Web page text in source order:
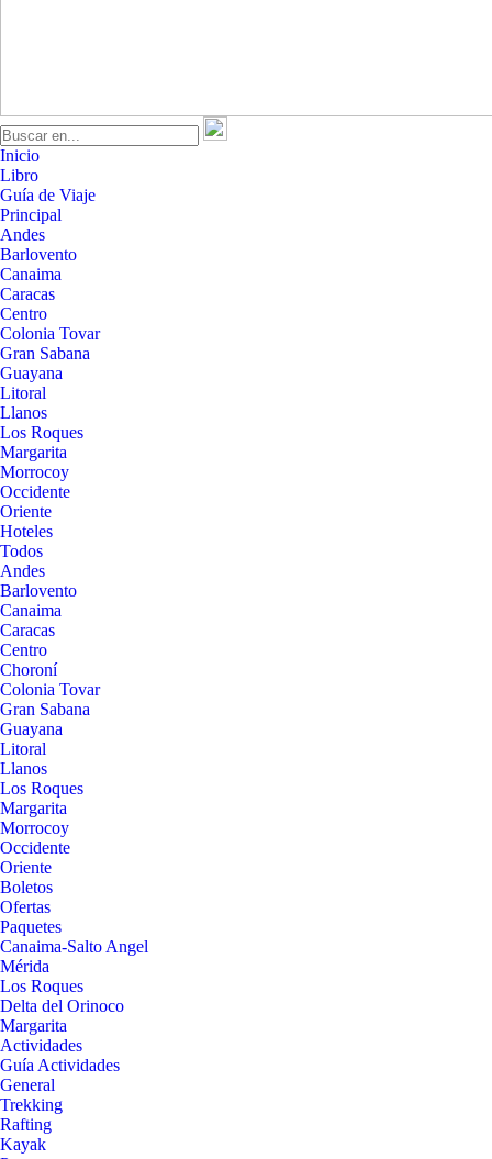
Inicio
Libro
Guía de Viaje
Principal
Andes
Barlovento
Canaima
Caracas
Centro
Colonia Tovar
Gran Sabana
Guayana
Litoral
Llanos
Los Roques
Margarita
Morrocoy
Occidente
Oriente
Hoteles
Todos
Andes
Barlovento
Canaima
Caracas
Centro
Choroní
Colonia Tovar
Gran Sabana
Guayana
Litoral
Llanos
Los Roques
Margarita
Morrocoy
Occidente
Oriente
Boletos
Ofertas
Paquetes
Canaima-Salto Angel
Mérida
Los Roques
Delta del Orinoco
Margarita
Actividades
Guía Actividades
General
Trekking
Rafting
Kayak